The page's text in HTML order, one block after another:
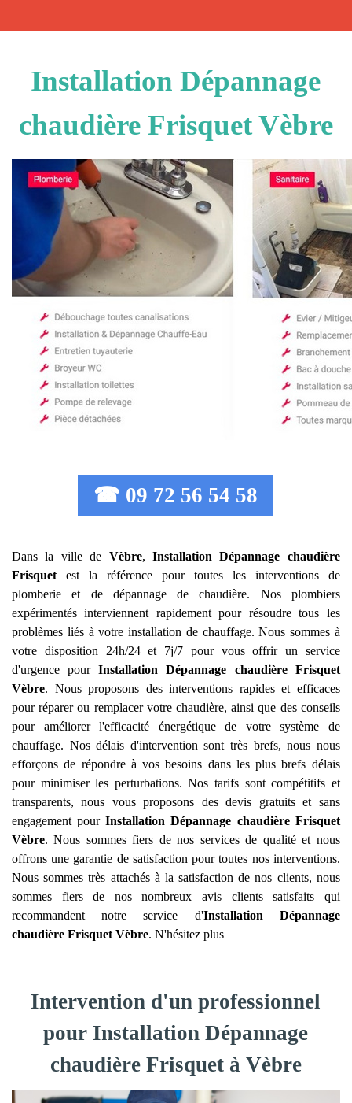
Installation Dépannage
chaudière Frisquet Vèbre
☎ 09 72 56 54 58
Dans la ville de Vèbre, Installation Dépannage chaudière
Frisquet est la référence pour toutes les interventions de
plomberie et de dépannage de chaudière. Nos plombiers
expérimentés interviennent rapidement pour résoudre tous les
problèmes liés à votre installation de chauffage. Nous sommes à
votre disposition 24h/24 et 7j/7 pour vous offrir un service
d'urgence pourInstallation Dépannage chaudière Frisquet
Vèbre. Nous proposons des interventions rapides et efficaces
pour réparer ou remplacer votre chaudière, ainsi que des conseils
pour améliorer l'efficacité énergétique de votre système de
chauffage. Nos délais d'intervention sont très brefs, nous nous
efforçons de répondre à vos besoins dans les plus brefs délais
pour minimiser les perturbations. Nos tarifs sont compétitifs et
transparents, nous vous proposons des devis gratuits et sans
engagement pourInstallation Dépannage chaudière Frisquet
Vèbre. Nous sommes fiers de nos services de qualité et nous
offrons une garantie de satisfaction pour toutes nos interventions.
Nous sommes très attachés à la satisfaction de nos clients, nous
sommes fiers de nos nombreux avis clients satisfaits qui
recommandent notre service d'Installation Dépannage
chaudière Frisquet Vèbre. N'hésitez plus
Intervention d'un professionnel
pour Installation Dépannage
chaudière Frisquet à Vèbre